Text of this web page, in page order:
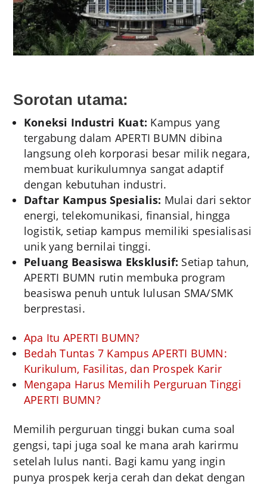
Sorotan utama:
Koneksi Industri Kuat: Kampus yang
tergabung dalam APERTI BUMN dibina
langsung oleh korporasi besar milik negara,
membuat kurikulumnya sangat adaptif
dengan kebutuhan industri.
Daftar Kampus Spesialis: Mulai dari sektor
energi, telekomunikasi, finansial, hingga
logistik, setiap kampus memiliki spesialisasi
unik yang bernilai tinggi.
Peluang Beasiswa Eksklusif: Setiap tahun,
APERTI BUMN rutin membuka program
beasiswa penuh untuk lulusan SMA/SMK
berprestasi.
Apa Itu APERTI BUMN?
Bedah Tuntas 7 Kampus APERTI BUMN:
Kurikulum, Fasilitas, dan Prospek Karir
Mengapa Harus Memilih Perguruan Tinggi
APERTI BUMN?
Memilih perguruan tinggi bukan cuma soal
gengsi, tapi juga soal ke mana arah karirmu
setelah lulus nanti. Bagi kamu yang ingin
punya prospek kerja cerah dan dekat dengan